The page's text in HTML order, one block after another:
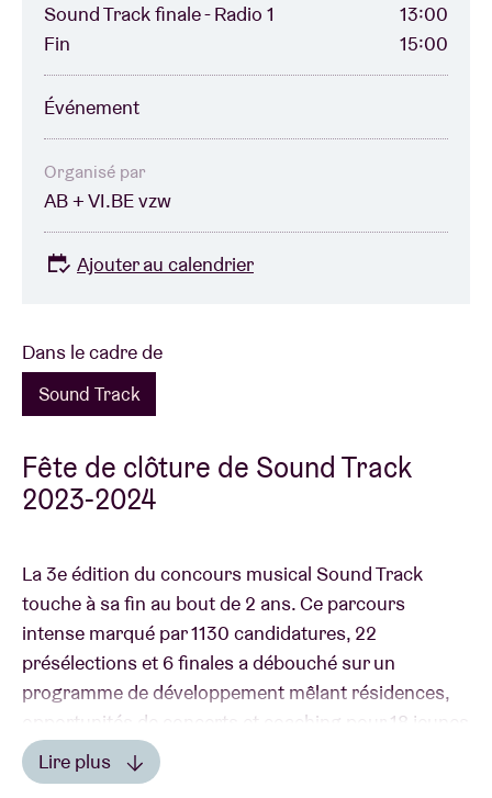
ABtv
Chèque-concert
À propos de l'AB
Contact
Dans le cadre de
Sound Track
Fête de clôture de Sound Track
2023-2024
La 3e édition du concours musical Sound Track
touche à sa fin au bout de 2 ans. Ce parcours
intense marqué par 1130 candidatures, 22
présélections et 6 finales a débouché sur un
programme de développement mêlant résidences,
opportunités de concerts et coaching pour 18 jeunes
artistes. VI.BE, les clubs du Clubcircuit, l’AB, l’AFF et
Entree ne pouvaient pas laisser passer ce moment
Lire plus
Sound Track finale - Radio 1
13:00
Fin
15:00
Événement
Organisé par
AB + VI.BE vzw
Ajouter au calendrier